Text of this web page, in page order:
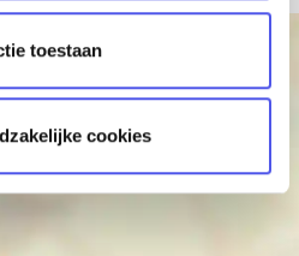
toestaan
cookies